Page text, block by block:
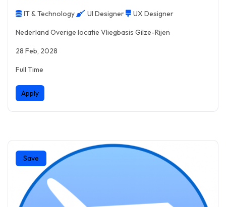
IT & Technology UI Designer UX Designer
Nederland Overige locatie Vliegbasis Gilze-Rijen
28 Feb, 2028
Full Time
Apply
Save